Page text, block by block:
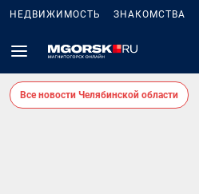
НЕДВИЖИМОСТЬ ЗНАКОМСТВА
Все новости Челябинской области